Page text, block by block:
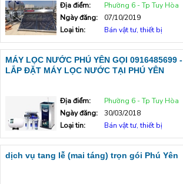
Địa điểm:
Phường 6 - Tp Tuy Hòa
Ngày đăng:
07/10/2019
Loại tin:
Bán vật tư, thiết bị
MÁY LỌC NƯỚC PHÚ YÊN GỌI 0916485699 -
LẮP ĐẶT MÁY LỌC NƯỚC TẠI PHÚ YÊN
Địa điểm:
Phường 6 - Tp Tuy Hòa
Ngày đăng:
30/03/2018
Loại tin:
Bán vật tư, thiết bị
dịch vụ tang lễ (mai táng) trọn gói Phú Yên